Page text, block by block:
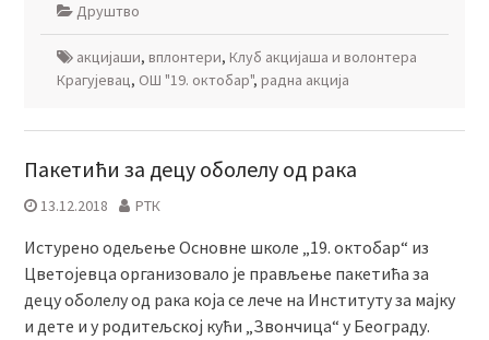
Друштво
акцијаши, вплонтери, Клуб акцијаша и волонтера
Крагујевац, ОШ "19. октобар", радна акција
Пакетићи за децу оболелу од рака
13.12.2018 РТК
Истурено одељење Основне школе „19. октобар“ из
Цветојевца организовало је прављење пакетића за
децу оболелу од рака која се лече на Институту за мајку
и дете и у родитељској кући „Звончица“ у Београду.